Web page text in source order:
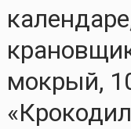
мокрый,